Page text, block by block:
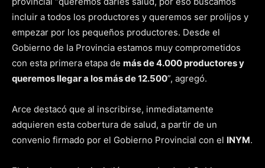
incluir a todos los productores y queremos ser prolijos y
empezar por los pequeños productores. Desde el
Gobierno de la Provincia estamos muy comprometidos
con esta primera etapa de más de 4.000 productores y
queremos llegar a los más de 12.500”, agregó.
Arce destacó que al inscribirse, inmediatamente
adquieren esta cobertura de salud, a partir de un
convenio firmado por el Gobierno Provincial con el INYM.